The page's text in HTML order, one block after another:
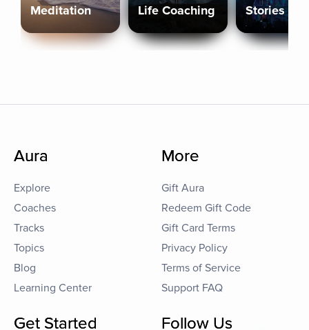
Meditation Life Coaching Stories
Aura
Explore
Coaches
Tracks
Topics
Blog
Learning Center
More
Gift Aura
Redeem Gift Code
Gift Card Terms
Privacy Policy
Terms of Service
Support FAQ
Get Started Follow Us